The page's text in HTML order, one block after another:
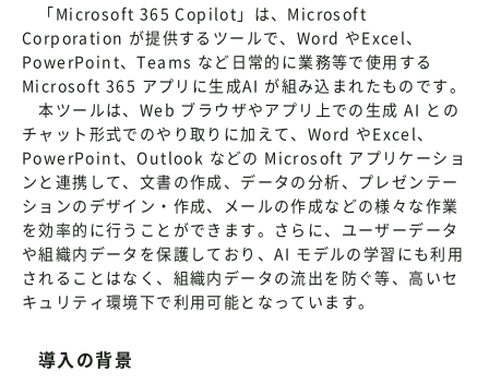
「Microsoft 365 Copilot」は、Microsoft
Corporation が提供するツールで、Word やExcel、
PowerPoint、Teams など日常的に業務等で使用する
Microsoft 365 アプリに生成AI が組み込まれたものです。
本ツールは、Web ブラウザやアプリ上での生成 AI との
チャット形式でのやり取りに加えて、Word やExcel、
PowerPoint、Outlook などの Microsoft アプリケーショ
ンと連携して、文書の作成、データの分析、プレゼンテー
ションのデザイン・作成、メールの作成などの様々な作業
を効率的に行うことができます。さらに、ユーザーデータ
や組織内データを保護しており、AI モデルの学習にも利用
されることはなく、組織内データの流出を防ぐ等、高いセ
キュリティ環境下で利用可能となっています。
導入の背景